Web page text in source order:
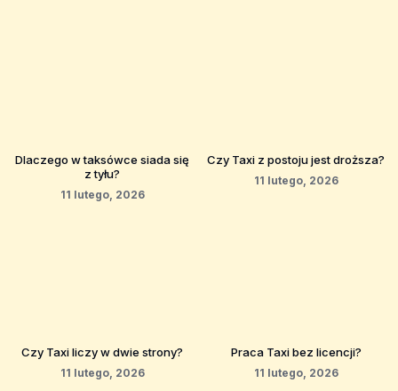
Dlaczego w taksówce siada się
z tyłu?
11 lutego, 2026
Czy Taxi z postoju jest droższa?
11 lutego, 2026
Czy Taxi liczy w dwie strony?
11 lutego, 2026
Praca Taxi bez licencji?
11 lutego, 2026